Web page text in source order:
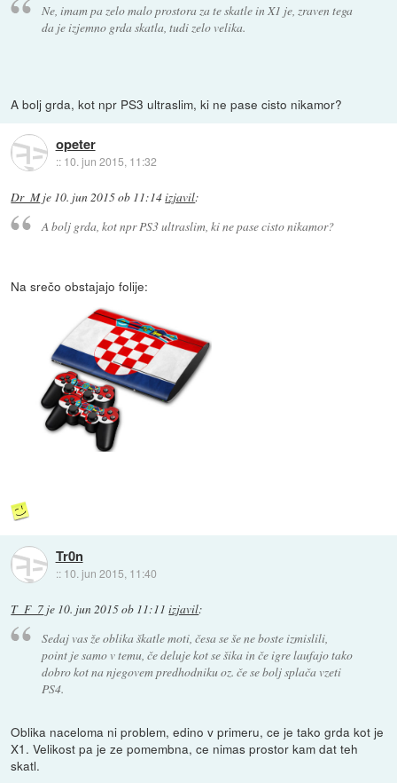
Ne, imam pa zelo malo prostora za te skatle in X1 je, zraven tega
da je izjemno grda skatla, tudi zelo velika.
A bolj grda, kot npr PS3 ultraslim, ki ne pase cisto nikamor?
opeter
:: 10. jun 2015, 11:32
Dr_Mje 10. jun 2015 ob 11:14izjavil:
A bolj grda, kot npr PS3 ultraslim, ki ne pase cisto nikamor?
Na srečo obstajajo folije:
Tr0n
:: 10. jun 2015, 11:40
T_F_7 je 10. jun 2015 ob 11:11 izjavil:
Sedaj vas že oblika škatle moti, česa se še ne boste izmislili,
point je samo v temu, če deluje kot se šika in če igre laufajo tako
dobro kot na njegovem predhodniku oz. če se bolj splača vzeti
PS4.
Oblika naceloma ni problem, edino v primeru, ce je tako grda kot je
X1. Velikost pa je ze pomembna, ce nimas prostor kam dat teh
skatl.